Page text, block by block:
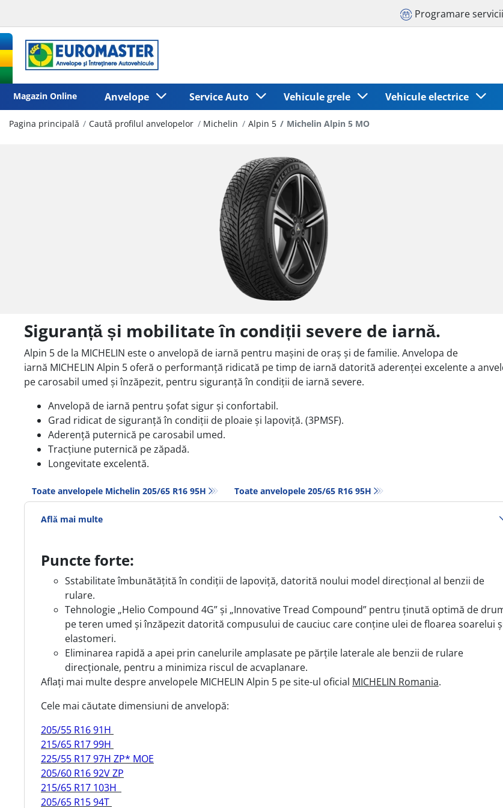
Programare
Magazin Online Anvelope Service Auto Vehicule grele Vehicule electrice
Pagina principală Caută profilul anvelopelor Michelin Alpin 5 Michelin Alpin 5 MO
Siguranță și mobilitate în condiții severe de iarnă.
Alpin 5 de la MICHELIN este o anvelopă de iarnă pentru mașini de oraș și de familie. Anvelopa de
iarnă MICHELIN Alpin 5 oferă o performanță ridicată pe timp de iarnă datorită aderenței excelente a
pe carosabil umed și înzăpezit, pentru siguranță în condiții de iarnă severe.
Anvelopă de iarnă pentru șofat sigur și confortabil.
Grad ridicat de siguranță în condiții de ploaie și lapoviță. (3PMSF).
Aderență puternică pe carosabil umed.
Tracțiune puternică pe zăpadă.
Longevitate excelentă.
Toate anvelopele Michelin 205/65 R16 95H Toate anvelopele‎ 205/65 R16 95H
Află mai multe
Puncte forte:
Sstabilitate îmbunătățită în condiții de lapoviță, datorită noului model direcțional al benzii de
rulare.
Tehnologie „Helio Compound 4G” și „Innovative Tread Compound” pentru ținută optimă de
pe teren umed și înzăpezit datorită compusului de cauciuc care conține ulei de floarea soarelui
elastomeri.
Eliminarea rapidă a apei prin canelurile amplasate pe părțile laterale ale benzii de rulare
direcționale, pentru a minimiza riscul de acvaplanare.
Aflați mai multe despre anvelopele MICHELIN Alpin 5 pe site-ul oficial MICHELIN Romania.
Cele mai căutate dimensiuni de anvelopă:
205/55 R16 91H
215/65 R17 99H
225/55 R17 97H ZP* MOE
205/60 R16 92V ZP
215/65 R17 103H
205/65 R15 94T